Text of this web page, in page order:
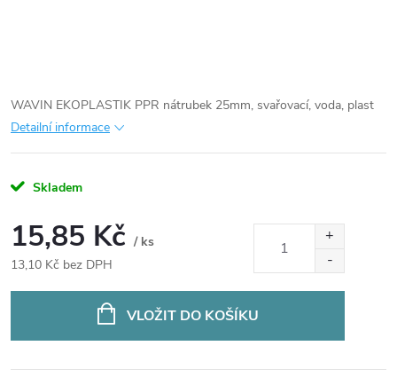
WAVIN EKOPLASTIK PPR nátrubek 25mm, svařovací, voda, plast
Detailní informace
Skladem
15,85 Kč / ks
13,10 Kč bez DPH
VLOŽIT DO KOŠÍKU